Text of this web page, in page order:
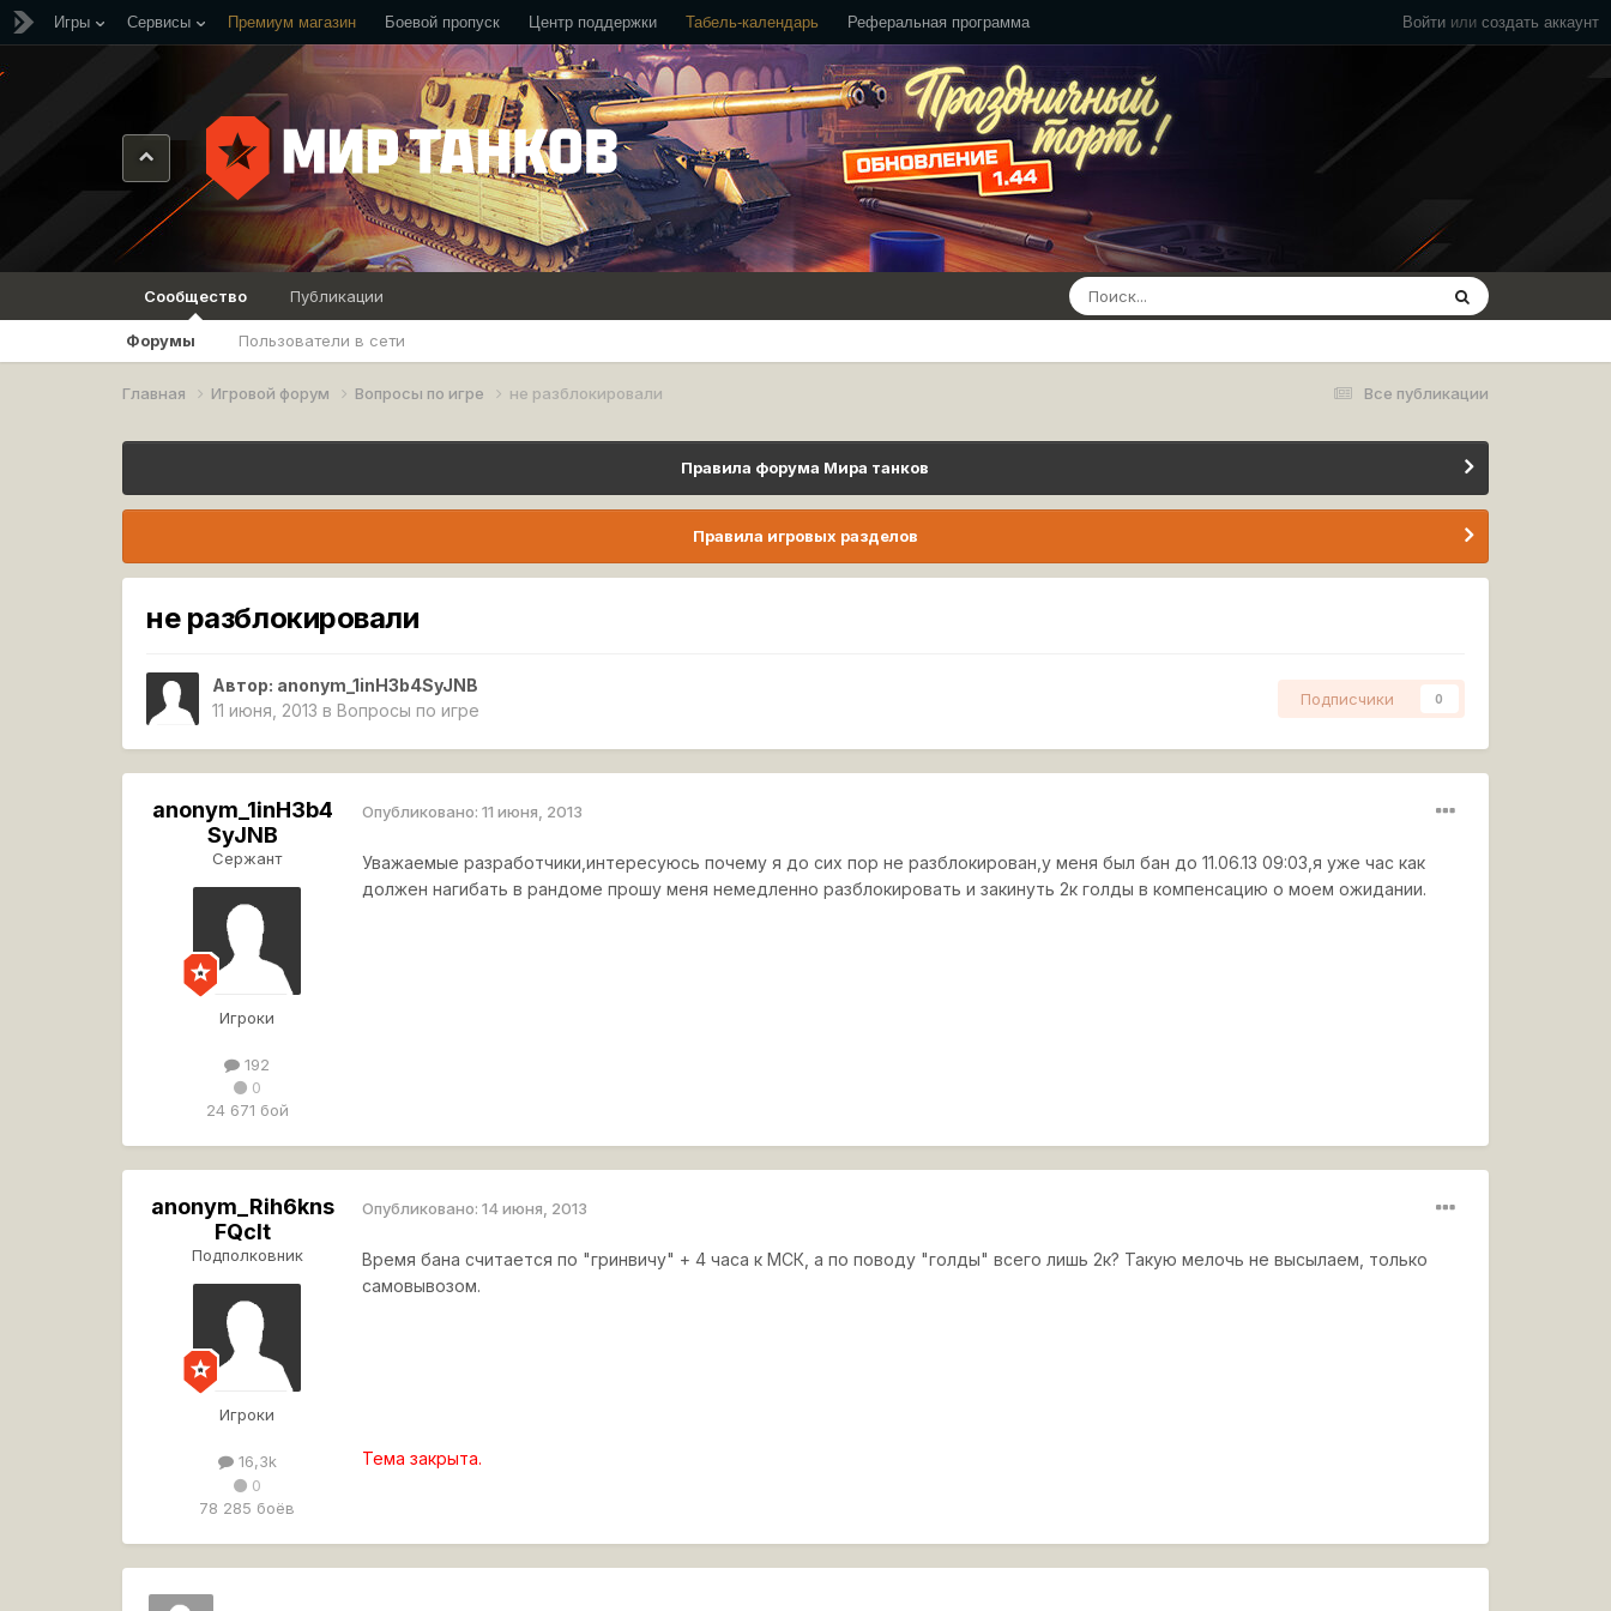
Войти или создать аккаунт
Игры Сервисы Премиум магазин Боевой пропуск Центр поддержки Табель-календарь Реферальная программа
Сообщество
Форумы Пользователи в сети
Публикации
Все публикации
Главная Игровой форум Вопросы по игре не разблокировали
Правила форума Мира танков
Правила игровых разделов
не разблокировали
Автор: anonym_1inH3b4SyJNB
11 июня, 2013 в Вопросы по игре
Подписчики 0
anonym_1inH3b4
SyJNB
Сержант
Игроки
192
0
24 671 бой
Опубликовано:11 июня, 2013
Уважаемые разработчики,интересуюсь почему я до сих пор не разблокирован,у меня был бан до 11.06.13 09:03,я уже час как
должен нагибать в рандоме прошу меня немедленно разблокировать и закинуть 2к голды в компенсацию о моем ожидании.
anonym_Rih6kns
FQcIt
Подполковник
Игроки
16,3k
0
78 285 боёв
Опубликовано:14 июня, 2013
Время бана считается по "гринвичу" + 4 часа к МСК, а по поводу "голды" всего лишь 2к? Такую мелочь не высылаем, только
самовывозом.
Тема закрыта.